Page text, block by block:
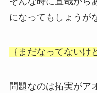
になってもしょうが
｛まだなってないけ
問題なのは拓実がア